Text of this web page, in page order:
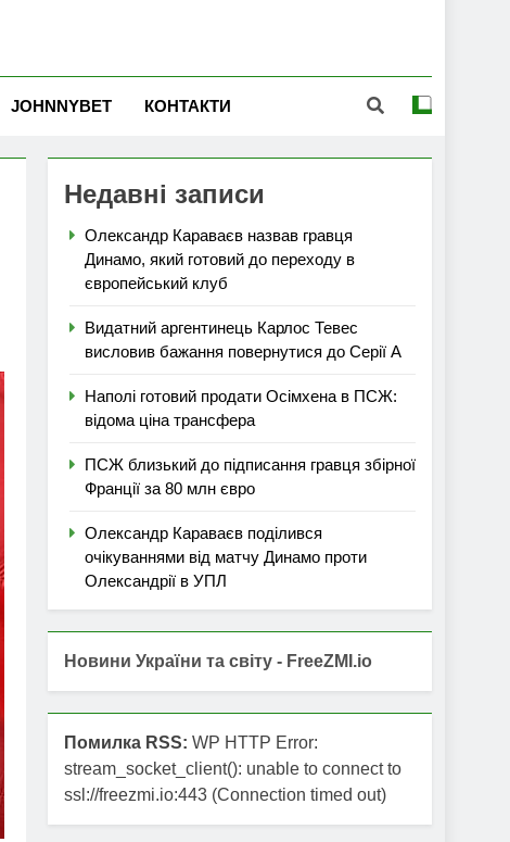
JOHNNYBET КОНТАКТИ
Недавні записи
Олександр Караваєв назвав гравця
Динамо, який готовий до переходу в
європейський клуб
Видатний аргентинець Карлос Тевес
висловив бажання повернутися до Серії А
Наполі готовий продати Осімхена в ПСЖ:
відома ціна трансфера
ПСЖ близький до підписання гравця збірної
Франції за 80 млн євро
Олександр Караваєв поділився
очікуваннями від матчу Динамо проти
Олександрії в УПЛ
Новини України та світу - FreeZMI.io
Помилка RSS: WP HTTP Error:
stream_socket_client(): unable to connect to
ssl://freezmi.io:443 (Connection timed out)